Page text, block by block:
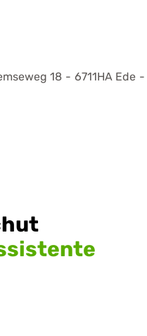
18 6711HA Ede